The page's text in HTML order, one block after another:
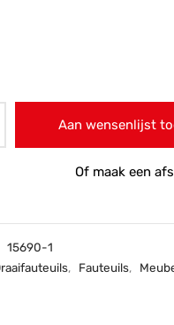
Aan wensenlijst
Of maak een
15690-1
, Fauteuils,